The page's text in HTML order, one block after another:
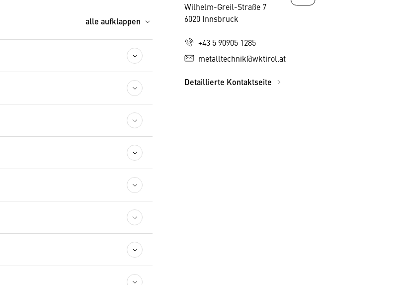
alle aufklappen
Wilhelm-Greil-Straße 7
6020 Innsbruck
+43 5 90905 1285
metalltechnik@wktirol.at
Detaillierte Kontaktseite